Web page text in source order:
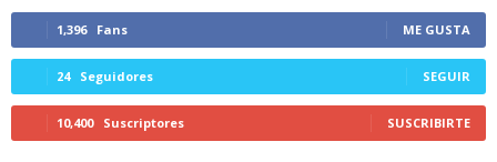
1,396 Fans ME GUSTA
24 Seguidores SEGUIR
10,400 Suscriptores SUSCRIBIRTE